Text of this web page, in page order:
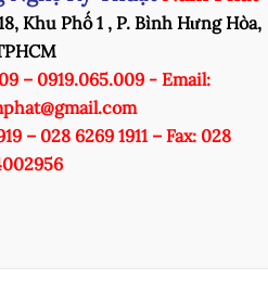
Khu Phố 1 , P. Bình Hưng Hòa,
– 0919.065.009 - Email:
– 028 6269 1911 – Fax: 028